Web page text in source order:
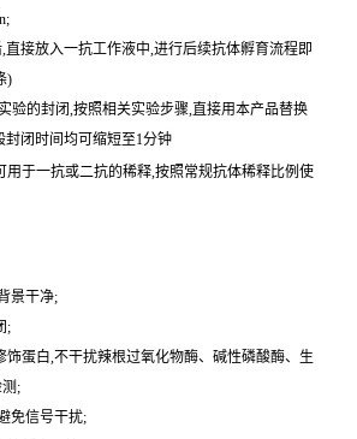
直接放入一抗工作液中,进行后续抗体孵育流程即
)
验的封闭,按照相关实验步骤,直接用本产品替换
封闭时间均可缩短至1分钟
用于一抗或二抗的稀释,按照常规抗体稀释比例使
景干净;
;
饰蛋白,不干扰辣根过氧化物酶、碱性磷酸酶、生
;
免信号干扰;